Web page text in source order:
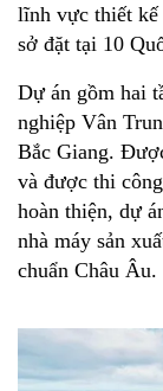
lĩnh vực thiết kế
sở đặt tại 10
Dự án gồm hai
nghiệp Vân
Bắc Giang.
và được thi
hoàn thiện, dự
nhà máy sản
chuẩn Châu Âu.